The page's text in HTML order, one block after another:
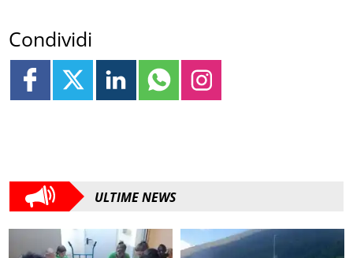
Condividi
ULTIME NEWS